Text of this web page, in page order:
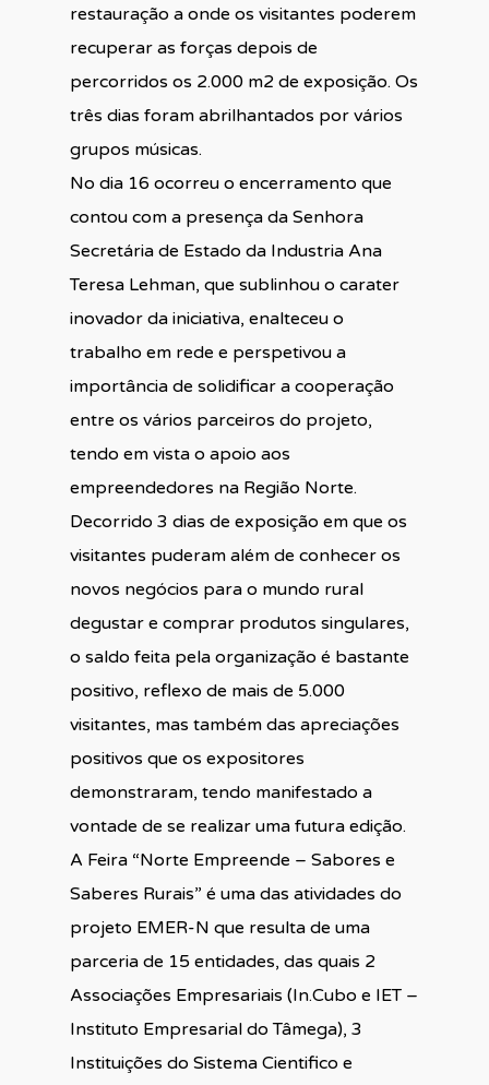
restauração a onde os visitantes poderem
recuperar as forças depois de
percorridos os 2.000 m2 de exposição. Os
três dias foram abrilhantados por vários
grupos músicas.
No dia 16 ocorreu o encerramento que
contou com a presença da Senhora
Secretária de Estado da Industria Ana
Teresa Lehman, que sublinhou o carater
inovador da iniciativa, enalteceu o
trabalho em rede e perspetivou a
importância de solidificar a cooperação
entre os vários parceiros do projeto,
tendo em vista o apoio aos
empreendedores na Região Norte.
Decorrido 3 dias de exposição em que os
visitantes puderam além de conhecer os
novos negócios para o mundo rural
degustar e comprar produtos singulares,
o saldo feita pela organização é bastante
positivo, reflexo de mais de 5.000
visitantes, mas também das apreciações
positivos que os expositores
demonstraram, tendo manifestado a
vontade de se realizar uma futura edição.
A Feira “Norte Empreende – Sabores e
Saberes Rurais” é uma das atividades do
projeto EMER-N que resulta de uma
parceria de 15 entidades, das quais 2
Associações Empresariais (In.Cubo e IET –
Instituto Empresarial do Tâmega), 3
Instituições do Sistema Cientifico e